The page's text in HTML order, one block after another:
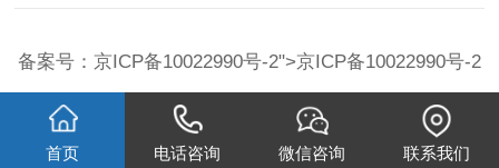
备案号： 京ICP备10022990号-2">京ICP备10022990号-2
首页 电话咨询 微信咨询 联系我们